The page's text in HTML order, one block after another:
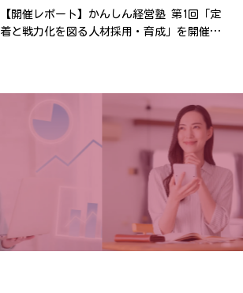
【開催レポート】かんしん経営塾 第1回「定
着と戦力化を図る人材採用・育成」を開催い
インターネットバンキングサービス通信暗号
化方式「TLS1.0／1.1」のサポート終了につい